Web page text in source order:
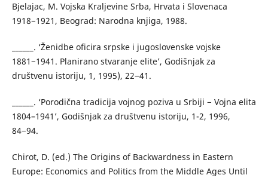
Bjelajac, M. Vojska Kraljevine Srba, Hrvata i Slovenaca
1918−1921, Beograd: Narodna knjiga, 1988.
______. ‘Ženidbe oficira srpske i jugoslovenske vojske
1881−1941. Planirano stvaranje elite’, Godišnjak za
društvenu istoriju, 1, 1995), 22−41.
______. ‘Porodična tradicija vojnog poziva u Srbiji − Vojna elita
1804–1941’, Godišnjak za društvenu istoriju, 1-2, 1996,
84−94.
Chirot, D. (ed.) The Origins of Backwardness in Eastern
Europe: Economics and Politics from the Middle Ages Until